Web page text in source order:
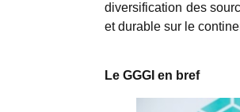
diversification des
et durable sur le
Le GGGI en bref